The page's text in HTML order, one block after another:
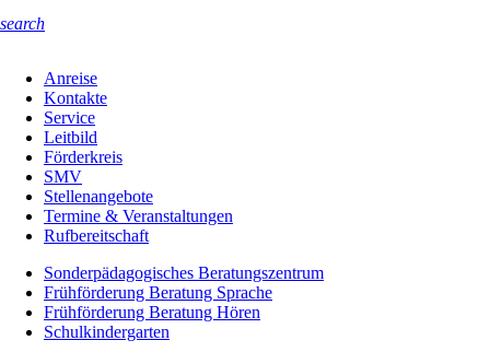
search
Anreise
Kontakte
Service
Leitbild
Förderkreis
SMV
Stellenangebote
Termine & Veranstaltungen
Rufbereitschaft
Sonderpädagogisches Beratungszentrum
Frühförderung Beratung Sprache
Frühförderung Beratung Hören
Schulkindergarten